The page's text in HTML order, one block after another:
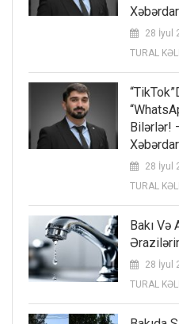
28 İyul
TURAL
Bilərlər!
28 İyul
TURAL
Bakı Və
28 İyul
TURAL